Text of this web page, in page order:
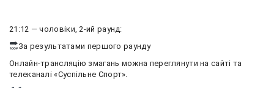
21:12 — чоловіки, 2-ий раунд:
За результатами першого раунду
Онлайн-трансляцію змагань можна переглянути на сайті та
телеканалі «Суспільне Спорт».